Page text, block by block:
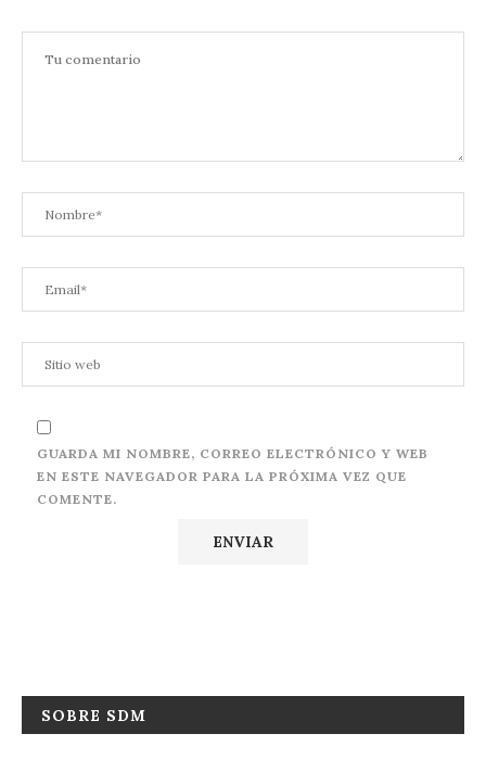
GUARDA MI NOMBRE, CORREO ELECTRÓNICO Y WEB
EN ESTE NAVEGADOR PARA LA PRÓXIMA VEZ QUE
COMENTE.
SOBRE SDM